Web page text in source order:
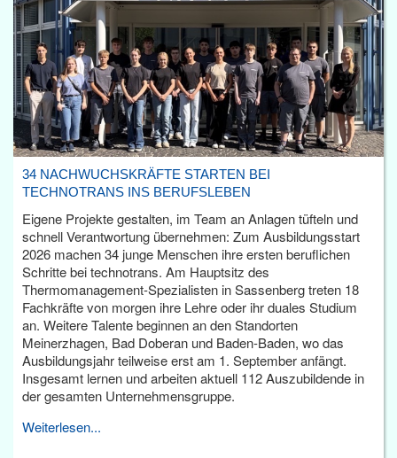
34 NACHWUCHSKRÄFTE STARTEN BEI
TECHNOTRANS INS BERUFSLEBEN
Eigene Projekte gestalten, im Team an Anlagen tüfteln und
schnell Verantwortung übernehmen: Zum Ausbildungsstart
2026 machen 34 junge Menschen ihre ersten beruflichen
Schritte bei technotrans. Am Hauptsitz des
Thermomanagement-Spezialisten in Sassenberg treten 18
Fachkräfte von morgen ihre Lehre oder ihr duales Studium
an. Weitere Talente beginnen an den Standorten
Meinerzhagen, Bad Doberan und Baden-Baden, wo das
Ausbildungsjahr teilweise erst am 1. September anfängt.
Insgesamt lernen und arbeiten aktuell 112 Auszubildende in
der gesamten Unternehmensgruppe.
Weiterlesen...